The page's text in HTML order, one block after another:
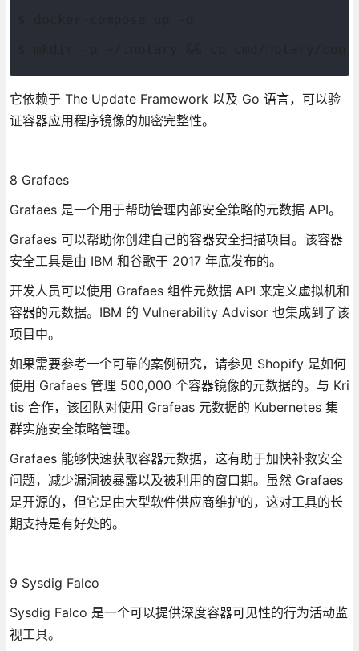
它依赖于 The Update Framework 以及 Go 语言，可以验
证容器应用程序镜像的加密完整性。
8 Grafaes
Grafaes 是一个用于帮助管理内部安全策略的元数据 API。
Grafaes 可以帮助你创建自己的容器安全扫描项目。该容器
安全工具是由 IBM 和谷歌于 2017 年底发布的。
开发人员可以使用 Grafaes 组件元数据 API 来定义虚拟机和
容器的元数据。IBM 的 Vulnerability Advisor 也集成到了该
项目中。
如果需要参考一个可靠的案例研究，请参见 Shopify 是如何
使用 Grafaes 管理 500,000 个容器镜像的元数据的。与 Kri
tis 合作，该团队对使用 Grafeas 元数据的 Kubernetes 集
群实施安全策略管理。
Grafaes 能够快速获取容器元数据，这有助于加快补救安全
问题，减少漏洞被暴露以及被利用的窗口期。虽然 Grafaes
是开源的，但它是由大型软件供应商维护的，这对工具的长
期支持是有好处的。
9 Sysdig Falco
Sysdig Falco 是一个可以提供深度容器可见性的行为活动监
视工具。